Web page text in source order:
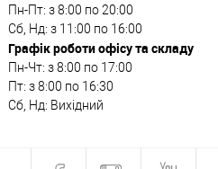
Пн-Пт: з 8:00 по 20:00
Сб, Нд: з 11:00 по 16:00
Графік роботи офісу та складу
Пн-Чт: з 8:00 по 17:00
Пт: з 8:00 по 16:30
Сб, Нд: Вихідний